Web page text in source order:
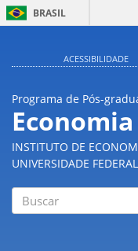
BRASIL
ACESSIBILIDADE
Programa de Pós-
Economia
INSTITUTO DE
UNIVERSIDADE